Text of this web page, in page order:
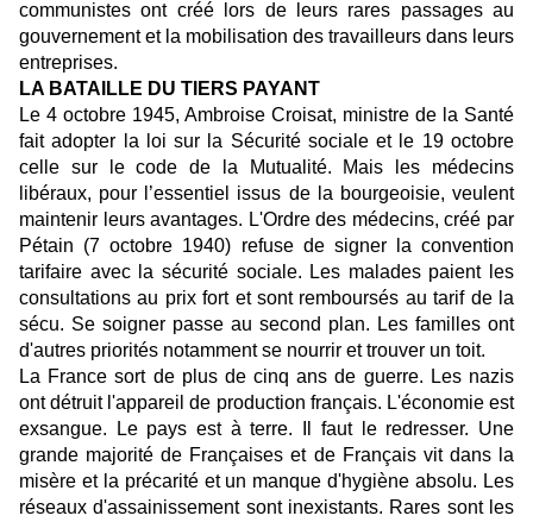
communistes ont créé lors de leurs rares passages au
gouvernement et la mobilisation des travailleurs dans leurs
entreprises.
LA BATAILLE DU TIERS PAYANT
Le 4 octobre 1945, Ambroise Croisat, ministre de la Santé
fait adopter la loi sur la Sécurité sociale et le 19 octobre
celle sur le code de la Mutualité. Mais les médecins
libéraux, pour l’essentiel issus de la bourgeoisie, veulent
maintenir leurs avantages. L'Ordre des médecins, créé par
Pétain (7 octobre 1940) refuse de signer la convention
tarifaire avec la sécurité sociale. Les malades paient les
consultations au prix fort et sont remboursés au tarif de la
sécu. Se soigner passe au second plan. Les familles ont
d'autres priorités notamment se nourrir et trouver un toit.
La France sort de plus de cinq ans de guerre. Les nazis
ont détruit l'appareil de production français. L'économie est
exsangue. Le pays est à terre. Il faut le redresser. Une
grande majorité de Françaises et de Français vit dans la
misère et la précarité et un manque d'hygiène absolu. Les
réseaux d'assainissement sont inexistants. Rares sont les